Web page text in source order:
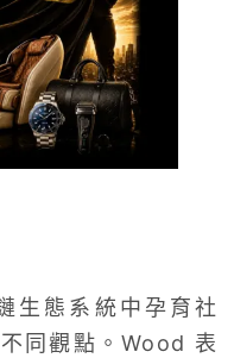
生態系統中孕育社
同觀點。Wood 表